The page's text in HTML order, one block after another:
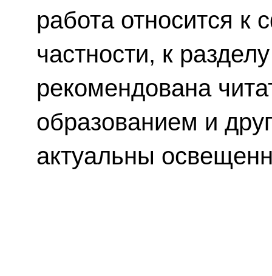
работа относится к
частности, к
рекомендована
образованием и
актуальны